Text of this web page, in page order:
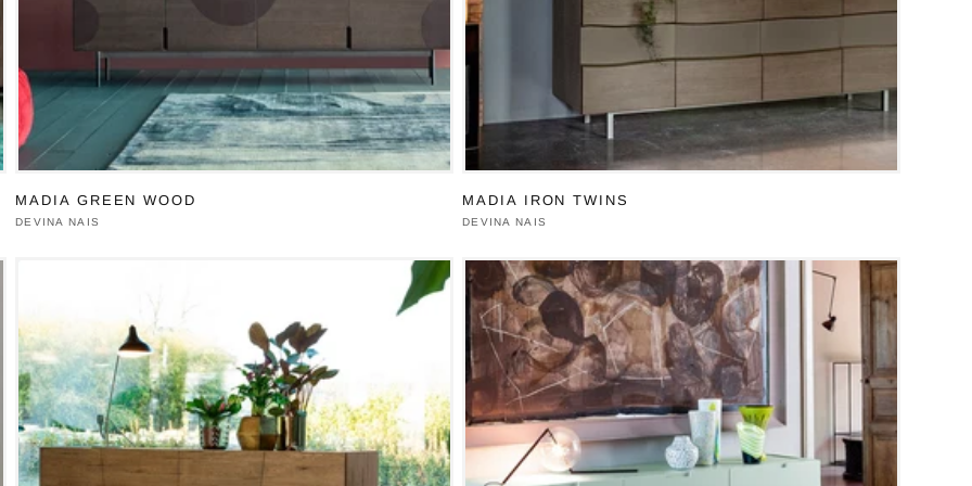
MADIA GREEN WOOD
Produttore:
DEVINA NAIS
MADIA IRON TWINS
Produttore:
DEVINA NAIS